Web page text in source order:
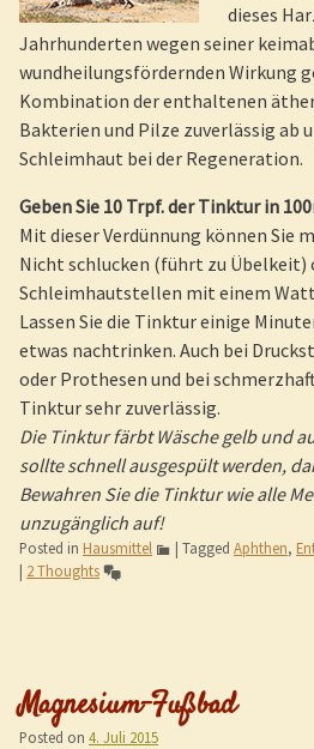
dieses
Jahrhunderten wegen seiner
wundheilungsfördernden Wirkung
Kombination der enthaltenen
Bakterien und Pilze zuverlässig ab
Schleimhaut bei der Regeneration.
Geben Sie 10 Trpf. der Tinktur in
Mit dieser Verdünnung können Sie
Nicht schlucken (führt zu Übelkeit)
Schleimhautstellen mit einem
Lassen Sie die Tinktur einige
etwas nachtrinken. Auch bei
oder Prothesen und bei
Tinktur sehr zuverlässig.
Die Tinktur färbt Wäsche gelb und
sollte schnell ausgespült werden,
Bewahren Sie die Tinktur wie alle
unzugänglich auf!
Posted in Hausmittel | Tagged Aphthen,
| 2 Thoughts
Magnesium-Fußbad
Posted on 4. Juli 2015